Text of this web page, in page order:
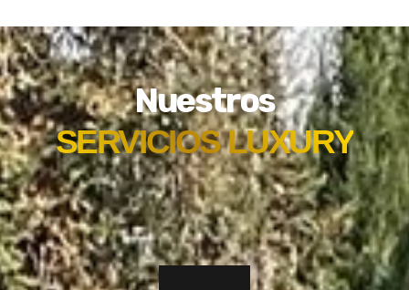
Nuestros
SERVICIOS LUXURY